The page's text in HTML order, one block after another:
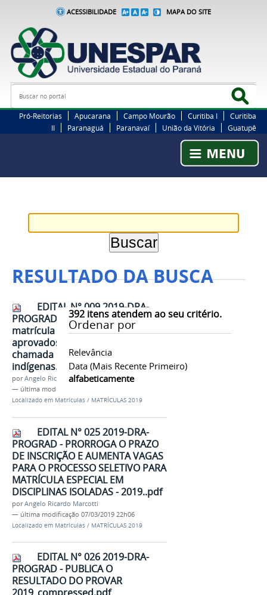
ACESSIBILIDADE MAPA DO SITE
Busca
Pró-Reitorias Apucarana Campo Mourão Curitiba I
Curitiba
II
Paranaguá Paranavaí União da Vitória Guatupê
RESULTADO DA BUSCA
392itens atendem ao seu critério.
Ordenar por
Relevância
Data (mais Recente Primeiro)
alfabeticamente
EDITAL N° 009 2019-DRA-
PROGRAD - Convocação para
matrícula dos candidatos
aprovados em SEGUNDA
chamada no Vestibular dos povos
indígenas.pdf
porAngelo Ricardo Marcotti
— última modificação
Localizado em Matrículas / MATRÍCULAS 2019
EDITAL N° 025 2019-DRA-
PROGRAD - PRORROGA O PRAZO
DE INSCRIÇÃO E AUMENTA VAGAS
PARA O PROCESSO SELETIVO PARA
MATRÍCULA ESPECIAL EM
DISCIPLINAS ISOLADAS - 2019..pdf
porAngelo Ricardo Marcotti
— última modificação 07/03/2019 22h06
Localizado em Matrículas / MATRÍCULAS 2019
EDITAL N° 026 2019-DRA-
PROGRAD - PUBLICA O
RESULTADO DO PROVAR